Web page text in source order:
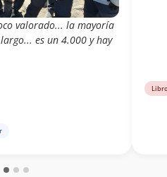
valorado... la mayoría
es un 4.000 y hay